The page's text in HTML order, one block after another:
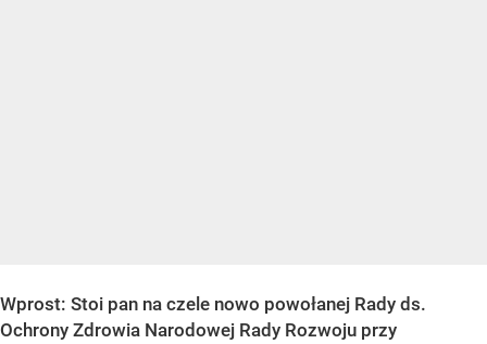
Wprost: Stoi pan na czele nowo powołanej Rady ds.
Ochrony Zdrowia Narodowej Rady Rozwoju przy